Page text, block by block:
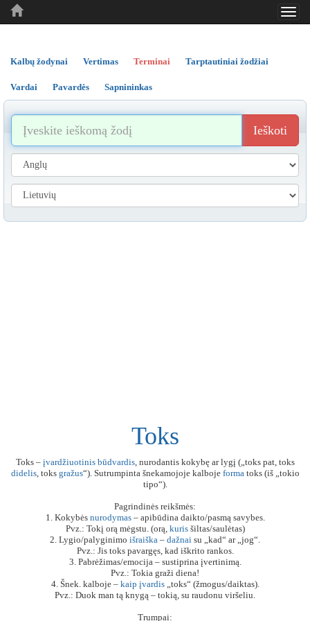
..
..
Kalbų žodynai Vertimas Terminai Tarptautiniai žodžiai
Vardai Pavardės Sapnininkas
Ieškoti
Toks
Toks – įvardžiuotinis būdvardis, nurodantis kokybę ar lygį („toks pat, toks
didelis, toks gražus“). Sutrumpinta šnekamojoje kalboje formatoks (iš „tokio
tipo“).
Pagrindinės reikšmės:
1. Kokybės nurodymas– apibūdina daikto/pasmą savybes.
Pvz.: Tokį orą mėgstu. (orą, kurisšiltas/saulėtas)
2. Lygio/palyginimo išraiška – dažnai su „kad“ ar „jog“.
Pvz.: Jis toks pavargęs, kad iškrito rankos.
3. Pabrėžimas/emocija – sustiprina įvertinimą.
Pvz.: Tokia graži diena!
4. Šnek. kalboje – kaip įvardis„toks“ (žmogus/daiktas).
Pvz.: Duok man tą knygą – tokią, su raudonu viršeliu.
Trumpai: